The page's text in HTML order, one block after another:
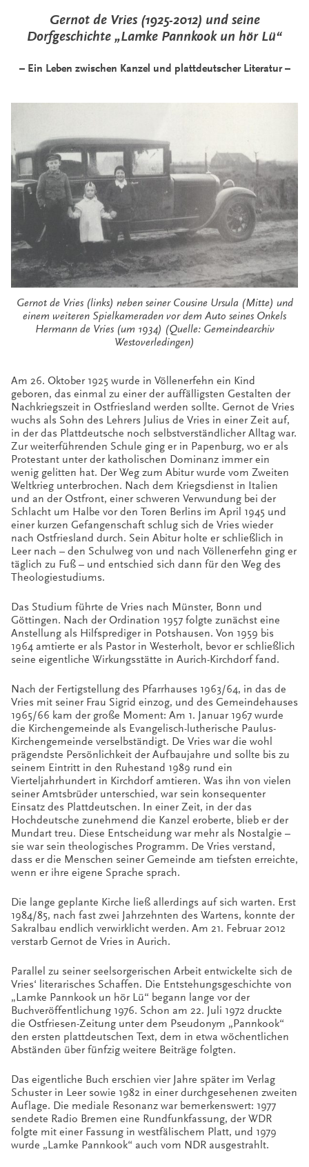
Gernot de Vries (1925-2012) und seine
Dorfgeschichte „Lamke Pannkook un hör Lü“
– Ein Leben zwischen Kanzel und plattdeutscher Literatur –
Gernot de Vries (links) neben seiner Cousine Ursula (Mitte) und
einem weiteren Spielkameraden vor dem Auto seines Onkels
Hermann de Vries (um 1934) (Quelle: Gemeindearchiv
Westoverledingen)
Am 26. Oktober 1925 wurde in Völlenerfehn ein Kind
geboren, das einmal zu einer der auffälligsten Gestalten der
Nachkriegszeit in Ostfriesland werden sollte. Gernot de Vries
wuchs als Sohn des Lehrers Julius de Vries in einer Zeit auf,
in der das Plattdeutsche noch selbstverständlicher Alltag war.
Zur weiterführenden Schule ging er in Papenburg, wo er als
Protestant unter der katholischen Dominanz immer ein
wenig gelitten hat. Der Weg zum Abitur wurde vom Zweiten
Weltkrieg unterbrochen. Nach dem Kriegsdienst in Italien
und an der Ostfront, einer schweren Verwundung bei der
Schlacht um Halbe vor den Toren Berlins im April 1945 und
einer kurzen Gefangenschaft schlug sich de Vries wieder
nach Ostfriesland durch. Sein Abitur holte er schließlich in
Leer nach – den Schulweg von und nach Völlenerfehn ging er
täglich zu Fuß – und entschied sich dann für den Weg des
Theologiestudiums.
Das Studium führte de Vries nach Münster, Bonn und
Göttingen. Nach der Ordination 1957 folgte zunächst eine
Anstellung als Hilfsprediger in Potshausen. Von 1959 bis
1964 amtierte er als Pastor in Westerholt, bevor er schließlich
seine eigentliche Wirkungsstätte in Aurich-Kirchdorf fand.
Nach der Fertigstellung des Pfarrhauses 1963/64, in das de
Vries mit seiner Frau Sigrid einzog, und des Gemeindehauses
1965/66 kam der große Moment: Am 1. Januar 1967 wurde
die Kirchengemeinde als Evangelisch-lutherische Paulus-
Kirchengemeinde verselbständigt. De Vries war die wohl
prägendste Persönlichkeit der Aufbaujahre und sollte bis zu
seinem Eintritt in den Ruhestand 1989 rund ein
Vierteljahrhundert in Kirchdorf amtieren. Was ihn von vielen
seiner Amtsbrüder unterschied, war sein konsequenter
Einsatz des Plattdeutschen. In einer Zeit, in der das
Hochdeutsche zunehmend die Kanzel eroberte, blieb er der
Mundart treu. Diese Entscheidung war mehr als Nostalgie –
sie war sein theologisches Programm. De Vries verstand,
dass er die Menschen seiner Gemeinde am tiefsten erreichte,
wenn er ihre eigene Sprache sprach.
Die lange geplante Kirche ließ allerdings auf sich warten. Erst
1984/85, nach fast zwei Jahrzehnten des Wartens, konnte der
Sakralbau endlich verwirklicht werden. Am 21. Februar 2012
verstarb Gernot de Vries in Aurich.
Parallel zu seiner seelsorgerischen Arbeit entwickelte sich de
Vries‘ literarisches Schaffen. Die Entstehungsgeschichte von
„Lamke Pannkook un hör Lü“ begann lange vor der
Buchveröffentlichung 1976. Schon am 22. Juli 1972 druckte
die Ostfriesen-Zeitung unter dem Pseudonym „Pannkook“
den ersten plattdeutschen Text, dem in etwa wöchentlichen
Abständen über fünfzig weitere Beiträge folgten.
Das eigentliche Buch erschien vier Jahre später im Verlag
Schuster in Leer sowie 1982 in einer durchgesehenen zweiten
Auflage. Die mediale Resonanz war bemerkenswert: 1977
sendete Radio Bremen eine Rundfunkfassung, der WDR
folgte mit einer Fassung in westfälischem Platt, und 1979
wurde „Lamke Pannkook“ auch vom NDR ausgestrahlt.